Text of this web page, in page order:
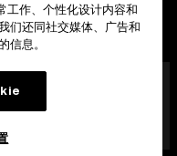
案》(马耳他法律第 647
产服务提供商 (CASP)，
。
工作、个性化设计内容和
们还同社交媒体、广告和
信息。